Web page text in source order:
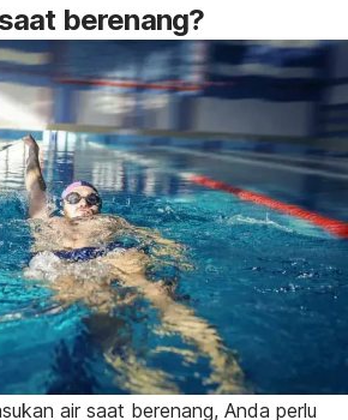
berenang?
air saat berenang, Anda perlu